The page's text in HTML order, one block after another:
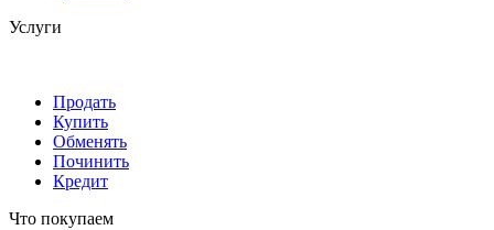
Услуги
Продать
Купить
Обменять
Починить
Кредит
Что покупаем